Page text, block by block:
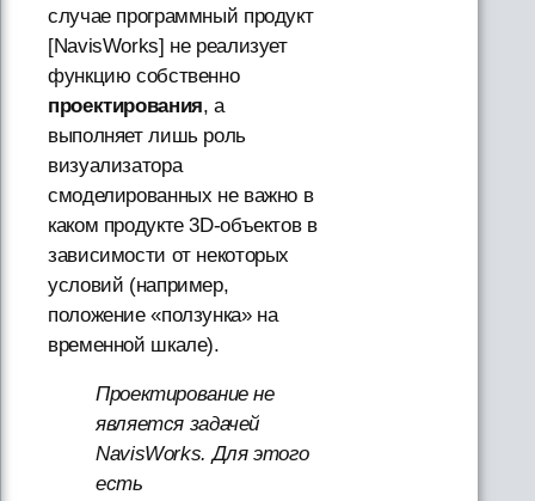
случае программный продукт
[NavisWorks] не реализует
функцию собственно
проектирования, а
выполняет лишь роль
визуализатора
смоделированных не важно в
каком продукте 3D-объектов в
зависимости от некоторых
условий (например,
положение «ползунка» на
временной шкале).
Проектирование не
является задачей
NavisWorks. Для этого
есть